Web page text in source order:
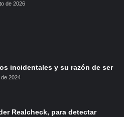
de 2026
incidentales y su razón de ser
de 2024
Realcheck, para detectar